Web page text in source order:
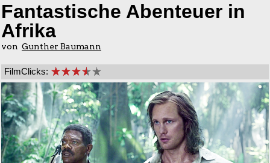
Fantastische Abenteuer in
Afrika
von Gunther Baumann
FilmClicks: